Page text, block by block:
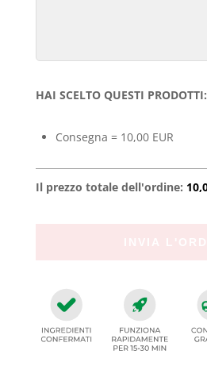
HAI SCELTO QUESTI PRODOTTI:
Consegna = 10,00 EUR
Il prezzo totale dell'ordine: